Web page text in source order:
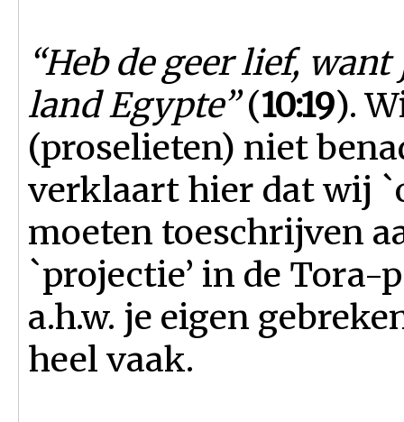
“Heb de geer lief,
land Egypte”(10:19).
(proselieten) niet
verklaart hier dat wij
moeten toeschrijven
`projectie’ in de Tora-
a.h.w. je eigen
heel vaak.